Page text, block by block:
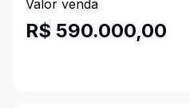
Valor venda
R$ 590.000,00